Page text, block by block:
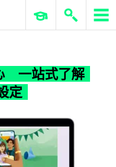
ERP 與商業 AI
一站式了解
定